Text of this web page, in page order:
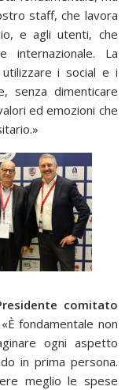
staff, che lavora
e agli utenti, che
internazionale. La
utilizzare i social e i
senza dimenticare
ed emozioni che
comitato
«È fondamentale non
ogni aspetto
in prima persona.
meglio le spese